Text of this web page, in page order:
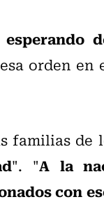
orden en
familias de
". "A la
con